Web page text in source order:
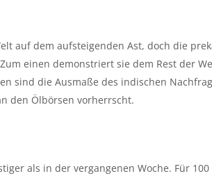
auf dem aufsteigenden Ast, doch die
einen demonstriert sie dem Rest der
sind die Ausmaße des indischen
den Ölbörsen vorherrscht.
als in der vergangenen Woche. Für